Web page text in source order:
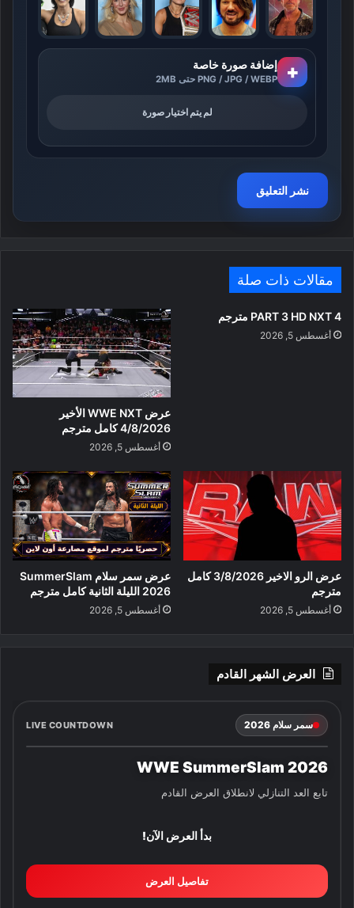
+ إضافة صورة خاصة
PNG / JPG / WEBP حتى 2MB
لم يتم اختيار صورة
مقالات ذات صلة
PART 3 HD NXT 4 مترجم
أغسطس 5, 2026
عرض WWE NXT الأخير
4/8/2026 كامل مترجم
أغسطس 5, 2026
عرض الرو الاخير 3/8/2026 كامل
مترجم
أغسطس 5, 2026
عرض سمر سلام SummerSlam
2026 الليلة الثانية كامل مترجم
أغسطس 5, 2026
العرض الشهر القادم
سمر سلام 2026 LIVE COUNTDOWN
WWE SummerSlam 2026
تابع العد التنازلي لانطلاق العرض القادم
بدأ العرض الآن!
تفاصيل العرض